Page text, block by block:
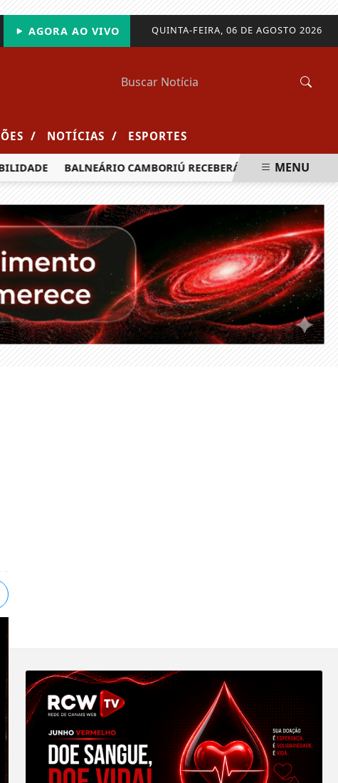
QUINTA-FEIRA, 06 DE AGOSTO 2026
AGORA AO VIVO
/ NOTÍCIAS / ESPORTES
BALNEÁRIO CAMBORIÚ RECEBERÁ MAIS DE 120MENU